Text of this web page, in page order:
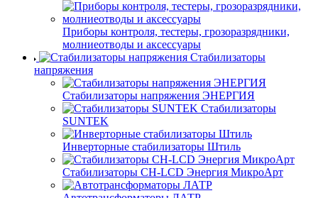
Приборы контроля, тестеры, грозоразрядники,
молниеотводы и аксессуары
Стабилизаторы
напряжения
Стабилизаторы напряжения ЭНЕРГИЯ
Стабилизаторы
SUNTEK
Инверторные стабилизаторы Штиль
Стабилизаторы СН-LCD Энepгия МикроАрт